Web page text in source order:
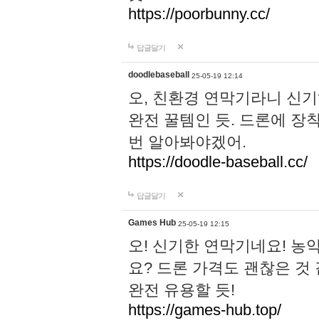
https://poorbunny.cc/
답글달기
doodlebaseball 25-05-19 12:14
오, 친환경 연막기라니 신
완전 꿀템인 듯. 드론에 장
번 알아봐야겠어.
https://doodle-baseball.cc/
답글달기
Games Hub 25-05-19 12:15
오! 신기한 연막기네요! 농
요? 드론 가격도 괜찮은 것
완전 유용할 듯!
https://games-hub.top/